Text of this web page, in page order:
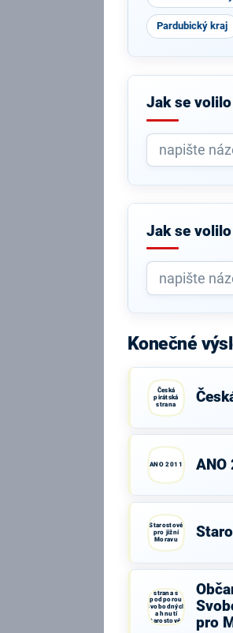
Pardubický kraj
Jak se
Jak se
Konečné
Česká
pirátská
strana
ANO 2011 ANO
Starostové
pro jižní
Moravu
strana s
podporou
Svobodných
a hnutí
Starostové a
osobnosti
pro